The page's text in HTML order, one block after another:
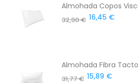
Almohada Copos
32,90 € 16,45 €
Almohada Fibra
31,77 € 15,89 €